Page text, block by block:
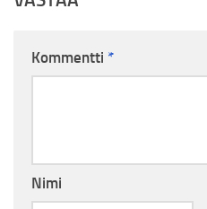
Kommentti *
Nimi